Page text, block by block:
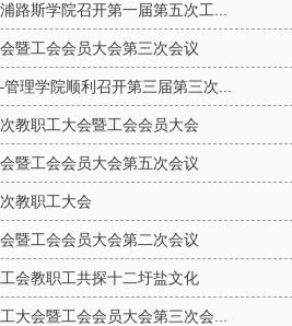
路斯学院召开第一届第五次工...
暨工会会员大会第三次会议
理学院顺利召开第三届第三次...
教职工大会暨工会会员大会
暨工会会员大会第五次会议
教职工大会
暨工会会员大会第二次会议
会教职工共探十二圩盐文化
大会暨工会会员大会第三次会...